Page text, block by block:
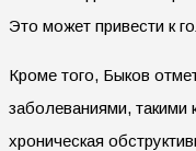
Это может привести к
Кроме того, Быков
заболеваниями, такими
хроническая